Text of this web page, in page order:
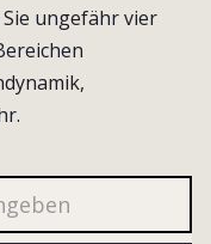
ungefähr vier